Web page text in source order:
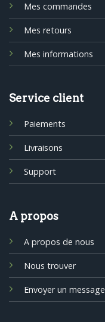
Mes commandes
Mes retours
Mes informations
Service client
Paiements
Livraisons
Support
A propos
A propos de nous
Nous trouver
Envoyer un message